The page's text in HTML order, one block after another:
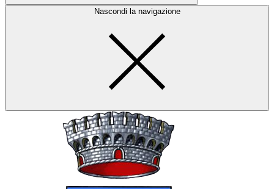
Nascondi la navigazione